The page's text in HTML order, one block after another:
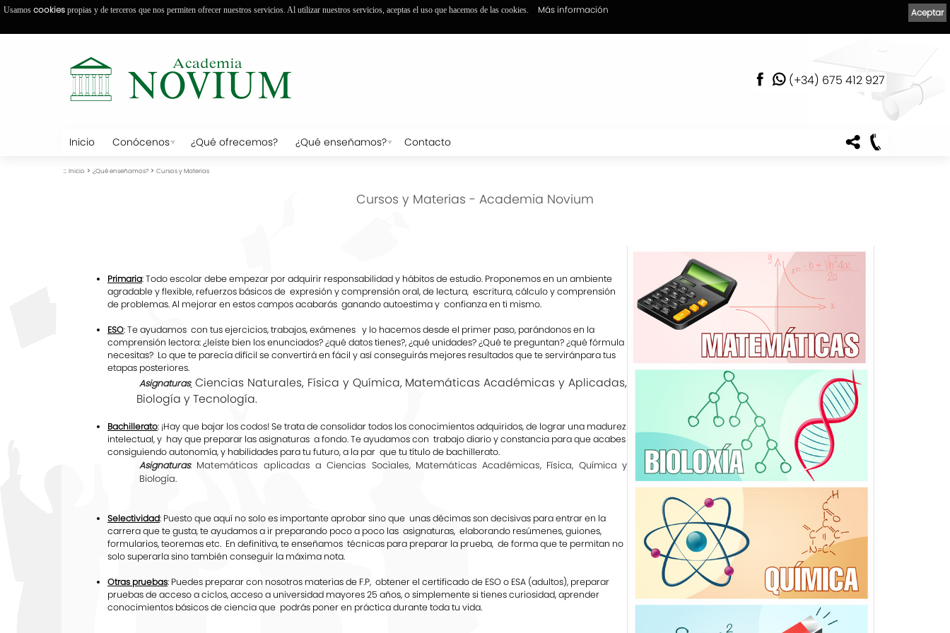
(+34) 675 412 927
Inicio Conócenos ¿Qué ofrecemos? ¿Qué enseñamos? Contacto
:: Inicio > ¿Qué enseñamos? > Cursos y Materias
Cursos y Materias - Academia Novium
Primaria: Todo escolar debe empezar por adquirir responsabilidad y hábitos de estudio. Proponemos en un ambiente
agradable y flexible, refuerzos básicos de expresión y comprensión oral, de lectura, escritura, cálculo y comprensión
de problemas. Al mejorar en estos campos acabarás ganando autoestima y confianza en ti mismo.
ESO: Te ayudamos con tus ejercicios, trabajos, exámenes y lo hacemos desde el primer paso, parándonos en la
comprensión lectora: ¿leíste bien los enunciados? ¿qué datos tienes?, ¿qué unidades? ¿Qué te preguntan? ¿qué fórmula
necesitas? Lo que te parecía difícil se convertirá en fácil y así conseguirás mejores resultados que te serviránpara tus
etapas posteriores.
Asignaturas: Ciencias Naturales, Física y Química, Matemáticas Académicas y Aplicadas,
Biología y Tecnología.
Bachillerato: ¡Hay que bajar los codos! Se trata de consolidar todos los conocimientos adquiridos, de lograr una madurez
intelectual, y hay que preparar las asignaturas a fondo. Te ayudamos con trabajo diario y constancia para que acabes
consiguiendo autonomía, y habilidades para tu futuro, a la par que tu título de bachillerato.
Asignaturas: Matemáticas aplicadas a Ciencias Sociales, Matemáticas Académicas, Física, Química y
Biología.
Selectividad: Puesto que aquí no solo es importante aprobar sino que unas décimas son decisivas para entrar en la
carrera que te gusta, te ayudamos a ir preparando poco a poco las asignaturas, elaborando resúmenes, guiones,
formularios, teoremas etc. En definitiva, te enseñamos técnicas para preparar la prueba, de forma que te permitan no
solo superarla sino también conseguir la máxima nota.
Otras pruebas: Puedes preparar con nosotros materias de F.P, obtener el certificado de ESO o ESA (adultos), preparar
pruebas de acceso a ciclos, acceso a universidad mayores 25 años, o simplemente si tienes curiosidad, aprender
conocimientos básicos de ciencia que podrás poner en práctica durante toda tu vida.
Aceptar
Usamos cookies propias y de terceros que nos permiten ofrecer nuestros servicios. Al utilizar nuestros servicios, aceptas el uso que hacemos de las cookies. Más información